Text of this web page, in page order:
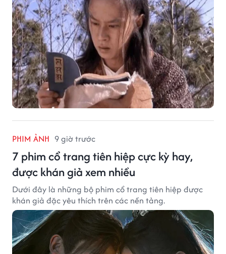
PHIM ẢNH 9 giờ trước
7 phim cổ trang tiên hiệp cực kỳ hay,
được khán giả xem nhiều
Dưới đây là những bộ phim cổ trang tiên hiệp được
khán giả đặc yêu thích trên các nền tảng.